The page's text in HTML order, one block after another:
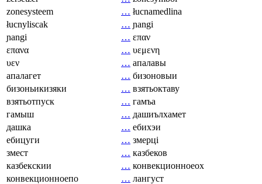
zonesysteem
… łucnamedlina
łucnyliscak
… ɲangi
ɲangi
… επαν
επανα
… υεμενη
υεν
… апалавы
апалагет
… бизоновыи
бизоньикизяки
… взятьоктаву
взятьотпуск
… гамъа
гамыш
… дашиълхамет
дашка
… ебихэи
ебицуги
… змерці
змест
… казбеков
казбекскии
… конвекционноеох
конвекционноепо
… лангуст